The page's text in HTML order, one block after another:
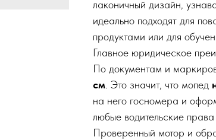
лаконичный дизайн,
идеально подходят для
продуктами или для
Главное юридическое
По документам и
см. Это значит, что мопед
на него госномера и
любые водительские
Проверенный мотор и